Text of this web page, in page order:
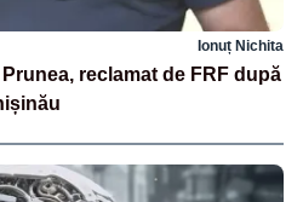
Ionuț Nichita
reclamat de FRF după